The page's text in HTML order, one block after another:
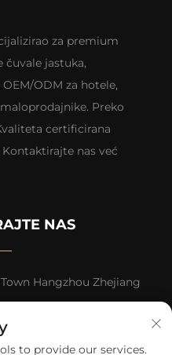
za premium
čuvale jastuka,
ODM za hotele,
Preko
certificirana
nas već
NAS
Hangzhou Zhejiang
to provide our services.